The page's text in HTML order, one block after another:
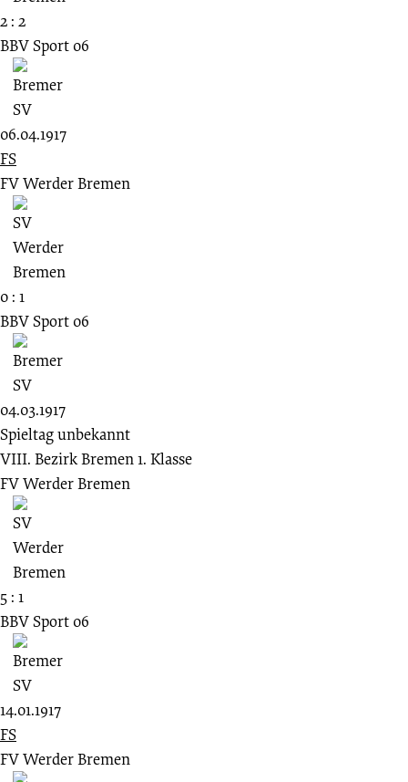
2 : 2
BBV Sport 06
06.04.1917
FS
FV Werder Bremen
0 : 1
BBV Sport 06
04.03.1917
Spieltag unbekannt
VIII. Bezirk Bremen 1. Klasse
FV Werder Bremen
5 : 1
BBV Sport 06
14.01.1917
FS
FV Werder Bremen